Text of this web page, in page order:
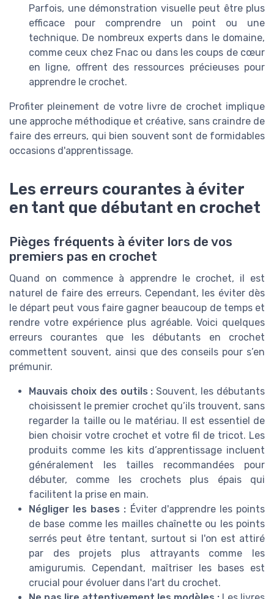
Parfois, une démonstration visuelle peut être plus
efficace pour comprendre un point ou une
technique. De nombreux experts dans le domaine,
comme ceux chez Fnac ou dans les coups de cœur
en ligne, offrent des ressources précieuses pour
apprendre le crochet.
Profiter pleinement de votre livre de crochet implique
une approche méthodique et créative, sans craindre de
faire des erreurs, qui bien souvent sont de formidables
occasions d'apprentissage.
Les erreurs courantes à éviter
en tant que débutant en crochet
Pièges fréquents à éviter lors de vos
premiers pas en crochet
Quand on commence à apprendre le crochet, il est
naturel de faire des erreurs. Cependant, les éviter dès
le départ peut vous faire gagner beaucoup de temps et
rendre votre expérience plus agréable. Voici quelques
erreurs courantes que les débutants en crochet
commettent souvent, ainsi que des conseils pour s’en
prémunir.
Mauvais choix des outils : Souvent, les débutants
choisissent le premier crochet qu’ils trouvent, sans
regarder la taille ou le matériau. Il est essentiel de
bien choisir votre crochet et votre fil de tricot. Les
produits comme les kits d’apprentissage incluent
généralement les tailles recommandées pour
débuter, comme les crochets plus épais qui
facilitent la prise en main.
Négliger les bases : Éviter d'apprendre les points
de base comme les mailles chaînette ou les points
serrés peut être tentant, surtout si l'on est attiré
par des projets plus attrayants comme les
amigurumis. Cependant, maîtriser les bases est
crucial pour évoluer dans l'art du crochet.